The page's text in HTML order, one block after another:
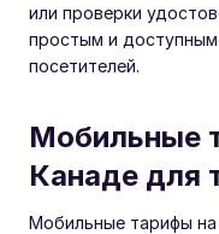
или проверки
простым и
посетителей.
Мобильные
Канаде для
Мобильные тарифы